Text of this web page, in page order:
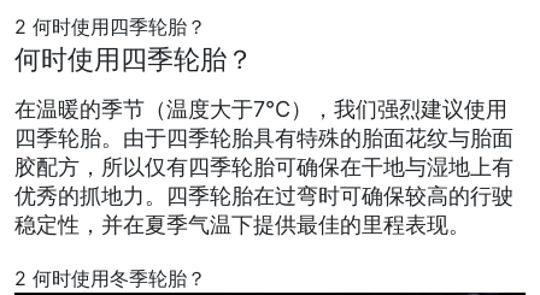
2 何时使用四季轮胎？
何时使用四季轮胎？
在温暖的季节（温度大于7°C），我们强烈建议使用
四季轮胎。由于四季轮胎具有特殊的胎面花纹与胎面
胶配方，所以仅有四季轮胎可确保在干地与湿地上有
优秀的抓地力。四季轮胎在过弯时可确保较高的行驶
稳定性，并在夏季气温下提供最佳的里程表现。
2 何时使用冬季轮胎？